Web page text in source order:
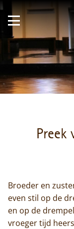
Preek
Broeder en
even stil op de
en op de
vroeger tijd